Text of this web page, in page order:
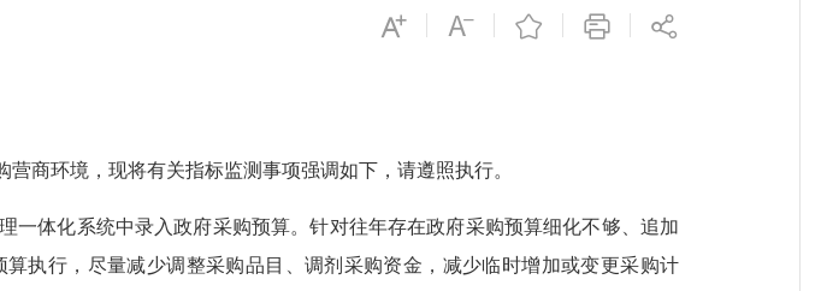
商环境，现将有关指标监测事项强调如下，请遵照执行。
一体化系统中录入政府采购预算。针对往年存在政府采购预算细化不够、追加
执行，尽量减少调整采购品目、调剂采购资金，减少临时增加或变更采购计